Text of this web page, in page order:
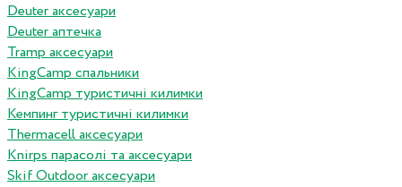
Deuter аксесуари
Deuter аптечка
Tramp аксесуари
KingCamp спальники
KingCamp туристичні килимки
Кемпинг туристичні килимки
Thermacell аксесуари
Knirps парасолі та аксесуари
Skif Outdoor аксесуари